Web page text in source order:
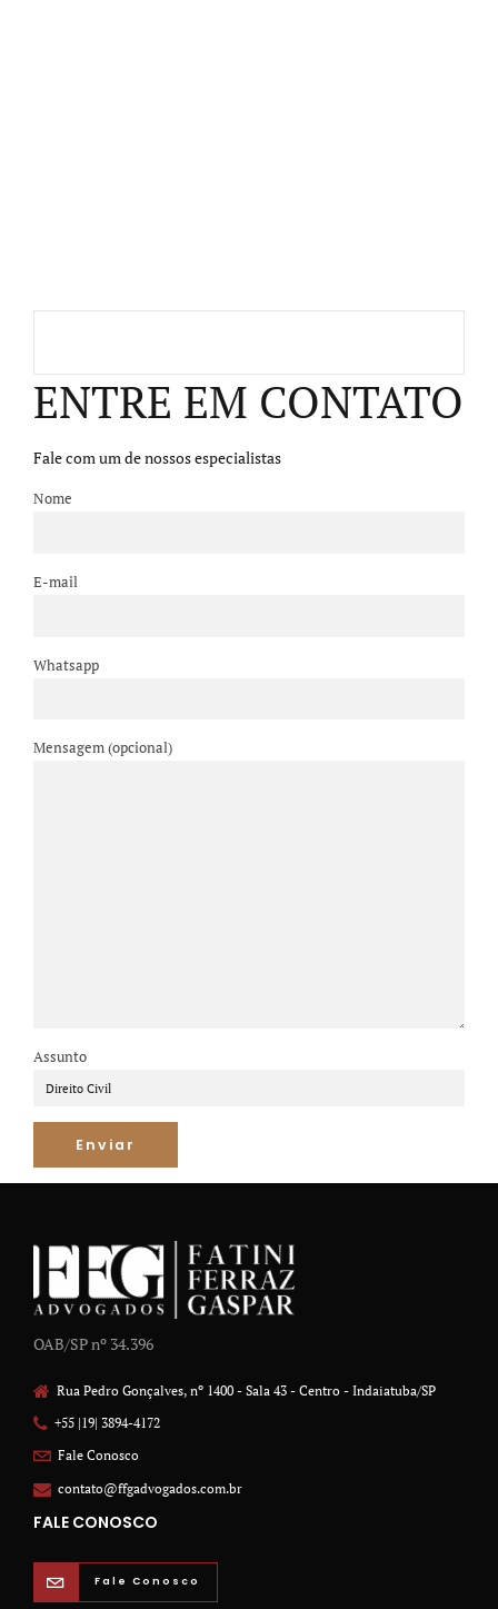
ENTRE EM CONTATO
Fale com um de nossos especialistas
Nome
E-mail
Whatsapp
Mensagem (opcional)
Assunto
OAB/SP nº 34.396
Rua Pedro Gonçalves, nº 1400 - Sala 43 - Centro - Indaiatuba/SP
+55 |19| 3894-4172
Fale Conosco
contato@ffgadvogados.com.br
FALE CONOSCO
Fale Conosco